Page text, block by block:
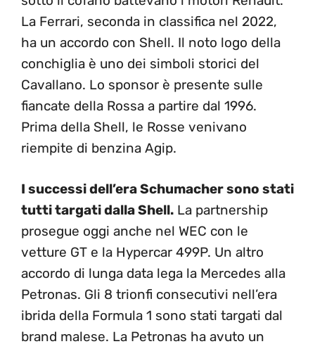
La Ferrari, seconda in classifica nel 2022,
ha un accordo con Shell. Il noto logo della
conchiglia è uno dei simboli storici del
Cavallano. Lo sponsor è presente sulle
fiancate della Rossa a partire dal 1996.
Prima della Shell, le Rosse venivano
riempite di benzina Agip.
I successi dell’era Schumacher sono stati
tutti targati dalla Shell. La partnership
prosegue oggi anche nel WEC con le
vetture GT e la Hypercar 499P. Un altro
accordo di lunga data lega la Mercedes alla
Petronas. Gli 8 trionfi consecutivi nell’era
ibrida della Formula 1 sono stati targati dal
brand malese. La Petronas ha avuto un